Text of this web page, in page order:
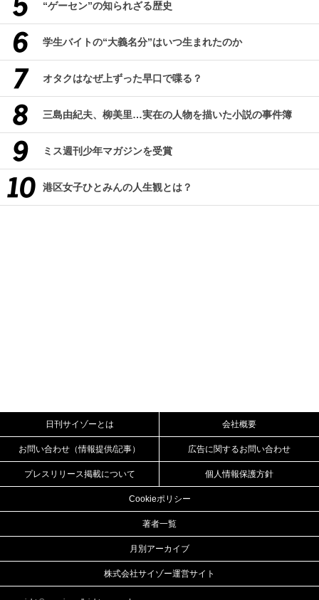
“ゲーセン”の知られざる歴史
学生バイトの“大義名分”はいつ生まれたのか
オタクはなぜ上ずった早口で喋る？
三島由紀夫、柳美里…実在の人物を描いた小説の事件簿
ミス週刊少年マガジンを受賞
港区女子ひとみんの人生観とは？
日刊サイゾーとは 会社概要
お問い合わせ（情報提供/記事） 広告に関するお問い合わせ
プレスリリース掲載について 個人情報保護方針
Cookieポリシー
著者一覧
月別アーカイブ
株式会社サイゾー運営サイト